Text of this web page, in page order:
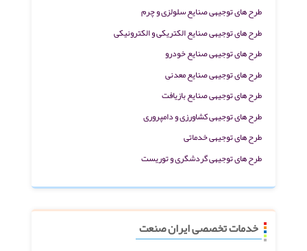
طرح های توجیهی صنایع سلولزی و چرم
طرح های توجیهی صنایع الکتریکی و الکترونیکی
طرح های توجیهی صنایع خودرو
طرح های توجیهی صنایع معدنی
طرح های توجیهی صنایع بازیافت
طرح های توجیهی کشاورزی و دامپروری
طرح های توجیهی خدماتی
طرح های توجیهی گردشگری و توریست
خدمات تخصصی ایران صنعت